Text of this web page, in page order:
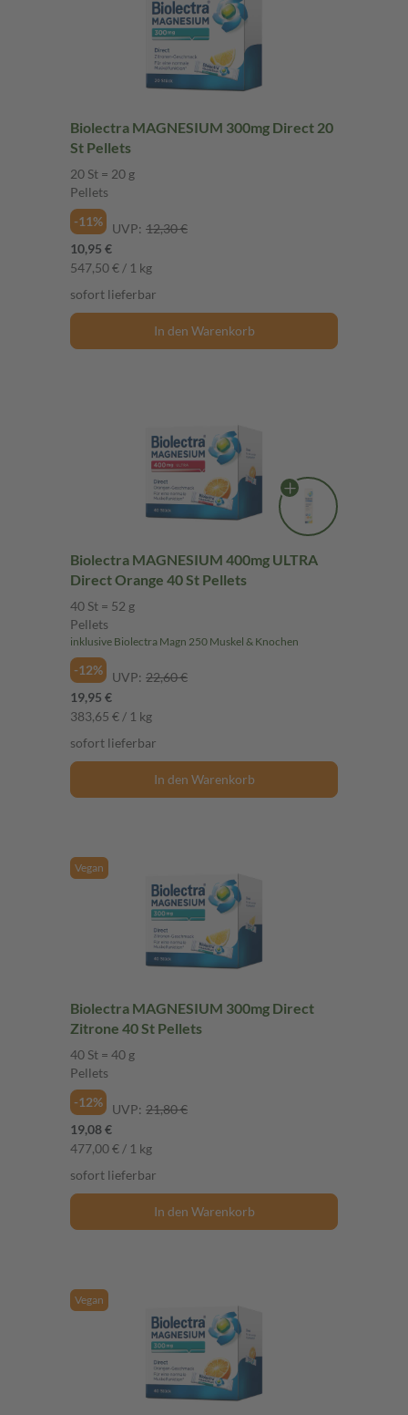
Biolectra MAGNESIUM 300mg Direct 20
St Pellets
20 St = 20 g
Pellets
-11%
UVP: 12,30 €
10,95 €
547,50 € / 1 kg
sofort lieferbar
In den Warenkorb
Biolectra MAGNESIUM 400mg ULTRA
Direct Orange 40 St Pellets
40 St = 52 g
Pellets
inklusive Biolectra Magn 250 Muskel & Knochen
-12% UVP: 22,60 €
19,95 €
383,65 € / 1 kg
sofort lieferbar
In den Warenkorb
Vegan
Biolectra MAGNESIUM 300mg Direct
Zitrone 40 St Pellets
40 St = 40 g
Pellets
-12%
UVP: 21,80 €
19,08 €
477,00 € / 1 kg
sofort lieferbar
In den Warenkorb
Vegan